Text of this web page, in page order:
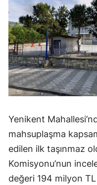
Yenikent
mahsuplaşma
edilen ilk taşınmaz
Komisyonu’nun
değeri 194 milyon